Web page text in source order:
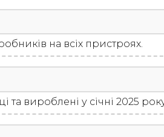
на всіх пристроях.
та вироблені у січні 2025